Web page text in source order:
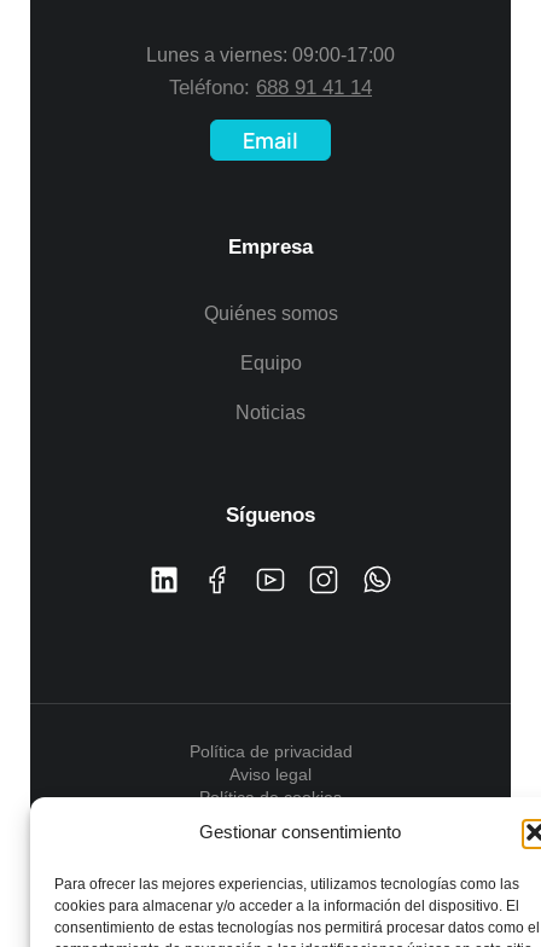
Gestionar consentimiento
Para ofrecer las mejores experiencias, utilizamos tecnologías como las
cookies para almacenar y/o acceder a la información del dispositivo. El
consentimiento de estas tecnologías nos permitirá procesar datos como el
Lunes a viernes: 09:00-17:00
Teléfono: 688 91 41 14
Email
Empresa
Quiénes somos
Equipo
Noticias
Síguenos
Política de privacidad
Aviso legal
Política de cookies